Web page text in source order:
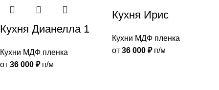
Кухня Дианелла 1
Кухни МДФ пленка
от 36 000 ₽п/м
Кухня Ирис
Кухни МДФ пленка
от 36 000 ₽п/м